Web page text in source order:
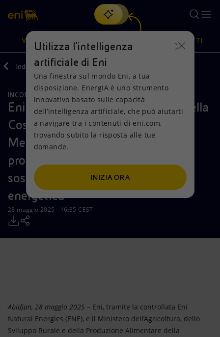
Cerca
scopri EnergIA, la nostra nuova soluzione di intelligenza
artificiale.
VISIONE
Visione
Mission e valori
Persone e Partnership
Net Zero
Modello satellitare
Energia accessibile
Azioni
Diversificazione energetica
Tecnologie per la transizione
Collaborazioni per l'innovazione
Attività nel mondo
PRODOTTI
Prodotti
Casa
Imprese
Mobilità
Indietro Media Comunicati Stampa
INCONTRI E ACCORDI
Eni e il Ministero dell'Agricoltura della
Costa d’Avorio firmano un
Memorandum d’Intesa per
promuovere iniziative agricole
sostenibili per la transizione
energetica
28 maggio 2025 - 16:35 CEST
Abidjan, 28 maggio 2025 – Eni, tramite la controllata Eni
Natural Energies (ENE), e il Ministero dell’Agricoltura, dello
Sviluppo Rurale e della Produzione Alimentare della
Utilizza l'intelligenza
artificiale di Eni
Una finestra sul mondo Eni, a tua
disposizione. EnergIA è uno strumento
innovativo basato sulle capacità
dell’intelligenza artificiale, che può aiutarti
a navigare tra i contenuti di eni.com,
trovando subito la risposta alle tue
domande.
INIZIA ORA